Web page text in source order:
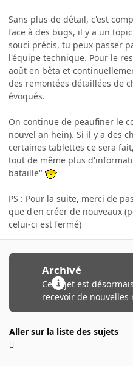
Sans plus de détail, c'est
face à des bugs, il y a un
souci précis, tu peux passer
l'équipe technique. Pour le
août en bêta et
des remontées détaillées de
évoqués.
On continue de peaufiner le
nouvel an hein). Si il y a des
certaines tablettes ce sera
tout de même plus
bataille"
PS : Pour la suite, merci de
que d'en créer de nouveaux
celui-ci est fermé)
Archivé
Ce sujet est
recevoir de nouvelles
Aller sur la liste des sujets